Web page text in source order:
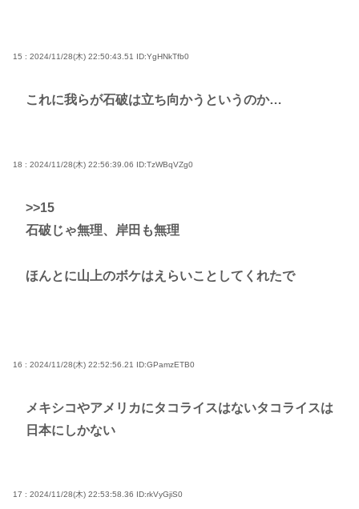
15 : 2024/11/28(木) 22:50:43.51 ID:YgHNkTfb0
これに我らが石破は立ち向かうというのか…
18 : 2024/11/28(木) 22:56:39.06 ID:TzWBqVZg0
>>15
石破じゃ無理、岸田も無理
ほんとに山上のボケはえらいことしてくれたで
16 : 2024/11/28(木) 22:52:56.21 ID:GPamzETB0
メキシコやアメリカにタコライスはないタコライスは
日本にしかない
17 : 2024/11/28(木) 22:53:58.36 ID:rkVyGjiS0